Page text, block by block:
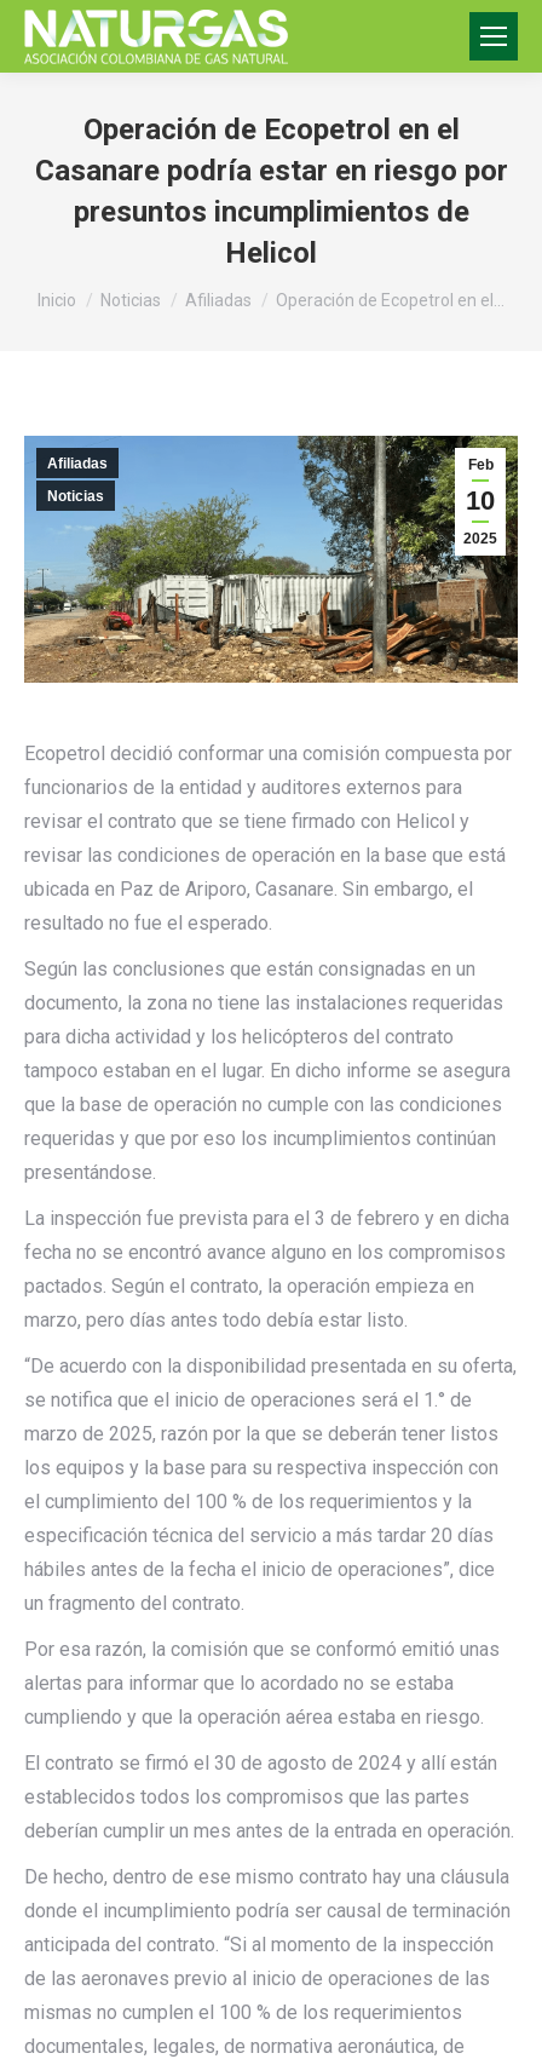
Operación de Ecopetrol en el
Casanare podría estar en riesgo por
presuntos incumplimientos de
Helicol
Estás aquí:
Inicio Noticias Afiliadas Operación de Ecopetrol en el…
Feb
10
2025
Afiliadas
Noticias
Ecopetrol decidió conformar una comisión compuesta por
funcionarios de la entidad y auditores externos para
revisar el contrato que se tiene firmado con Helicol y
revisar las condiciones de operación en la base que está
ubicada en Paz de Ariporo, Casanare. Sin embargo, el
resultado no fue el esperado.
Según las conclusiones que están consignadas en un
documento, la zona no tiene las instalaciones requeridas
para dicha actividad y los helicópteros del contrato
tampoco estaban en el lugar. En dicho informe se asegura
que la base de operación no cumple con las condiciones
requeridas y que por eso los incumplimientos continúan
presentándose.
La inspección fue prevista para el 3 de febrero y en dicha
fecha no se encontró avance alguno en los compromisos
pactados. Según el contrato, la operación empieza en
marzo, pero días antes todo debía estar listo.
“De acuerdo con la disponibilidad presentada en su oferta,
se notifica que el inicio de operaciones será el 1.° de
marzo de 2025, razón por la que se deberán tener listos
los equipos y la base para su respectiva inspección con
el cumplimiento del 100 % de los requerimientos y la
especificación técnica del servicio a más tardar 20 días
hábiles antes de la fecha el inicio de operaciones”, dice
un fragmento del contrato.
Por esa razón, la comisión que se conformó emitió unas
alertas para informar que lo acordado no se estaba
cumpliendo y que la operación aérea estaba en riesgo.
El contrato se firmó el 30 de agosto de 2024 y allí están
establecidos todos los compromisos que las partes
deberían cumplir un mes antes de la entrada en operación.
De hecho, dentro de ese mismo contrato hay una cláusula
donde el incumplimiento podría ser causal de terminación
anticipada del contrato. “Si al momento de la inspección
de las aeronaves previo al inicio de operaciones de las
mismas no cumplen el 100 % de los requerimientos
documentales, legales, de normativa aeronáutica, de